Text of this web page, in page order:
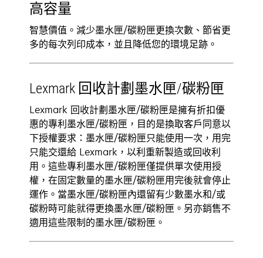
高容量
智慧價值。減少墨水匣/碳粉匣更換次數、節省更
多的每次列印成本，並且降低您的環境足跡。
Lexmark 回收計劃墨水匣/碳粉匣
Lexmark 回收計劃墨水匣/碳粉匣是擁有折扣優
惠的專利墨水匣/碳粉匣，目的是換取客戶同意以
下授權要求：墨水匣/碳粉匣只能使用一次，用完
只能交還給 Lexmark，以利重新製造或回收利
用。這些專利墨水匣/碳粉匣僅提供單次使用授
權，在固定數量的墨水匣/碳粉匣用完後就會停止
運作。當墨水匣/碳粉匣內還留有少數墨水和/或
碳粉時可能就得更換墨水匣/碳粉匣。另亦銷售不
適用這些限制的墨水匣/碳粉匣。